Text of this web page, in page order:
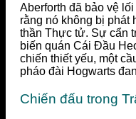
Aberforth đã bảo vệ
rằng nó không bị
thần Thực tử. Sự cẩn
biến quán Cái Đầu
chiến thiết yếu, một
pháo đài Hogwarts
Chiến đấu trong